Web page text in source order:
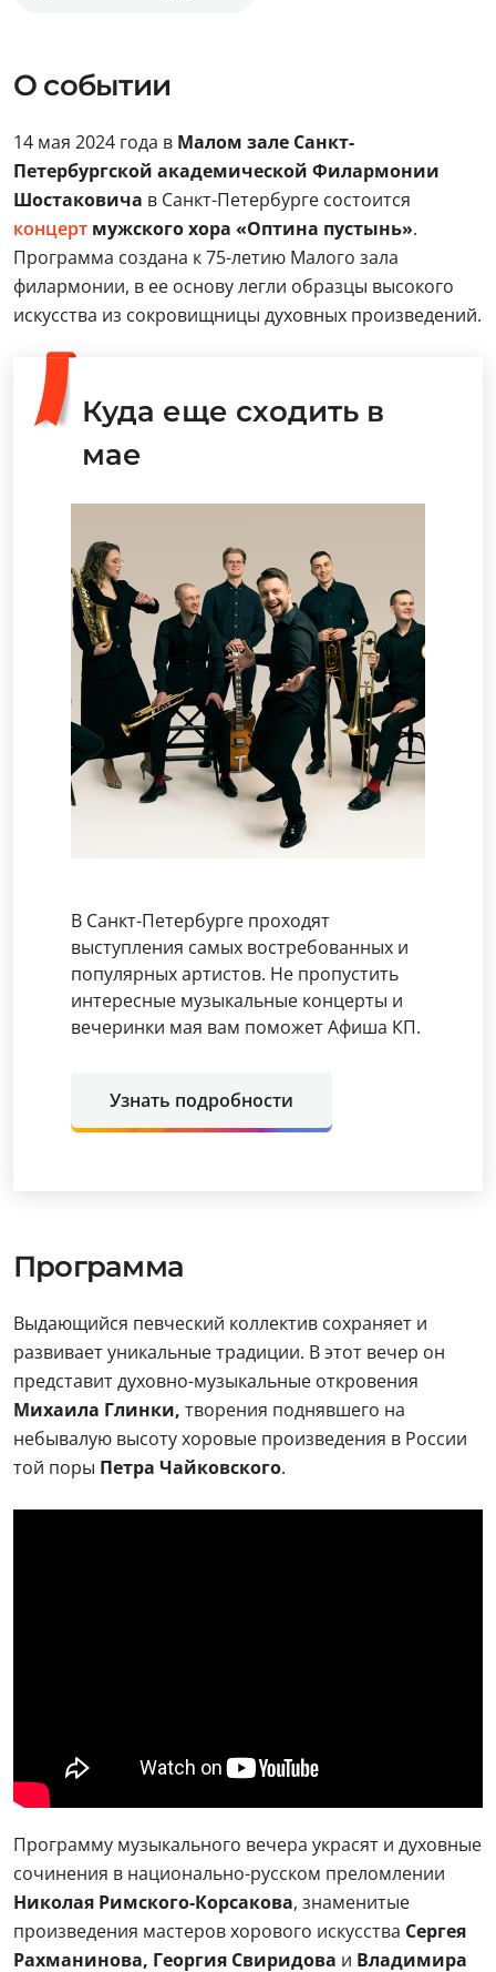
О событии
14 мая 2024 года в Малом зале Санкт-
Петербургской академической Филармонии
Шостаковича в Санкт-Петербурге состоится
концерт мужского хора «Оптина пустынь».
Программа создана к 75-летию Малого зала
филармонии, в ее основу легли образцы высокого
искусства из сокровищницы духовных произведений.
Куда еще сходить в
мае
В Санкт-Петербурге проходят
выступления самых востребованных и
популярных артистов. Не пропустить
интересные музыкальные концерты и
вечеринки мая вам поможет Афиша КП.
Узнать подробности
Программа
Выдающийся певческий коллектив сохраняет и
развивает уникальные традиции. В этот вечер он
представит духовно-музыкальные откровения
Михаила Глинки, творения поднявшего на
небывалую высоту хоровые произведения в России
той поры Петра Чайковского.
Программу музыкального вечера украсят и духовные
сочинения в национально-русском преломлении
Николая Римского-Корсакова, знаменитые
произведения мастеров хорового искусства Сергея
Рахманинова, Георгия Свиридова и Владимира